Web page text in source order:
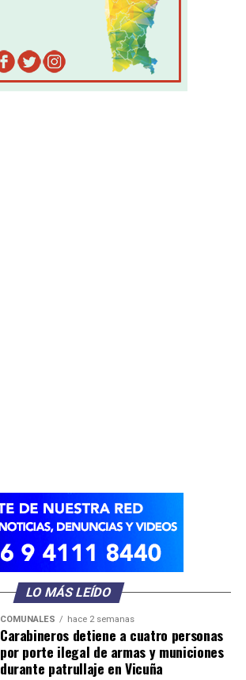
LO MÁS LEÍDO
COMUNALES hace 2 semanas
Carabineros detiene a cuatro personas
por porte ilegal de armas y municiones
durante patrullaje en Vicuña